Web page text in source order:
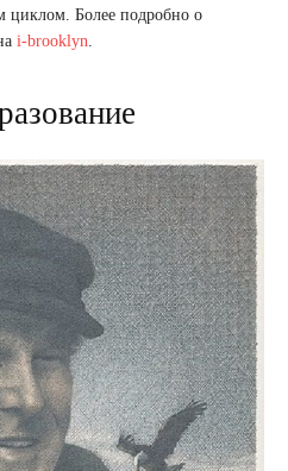
циклом. Более подробно о
i-brooklyn